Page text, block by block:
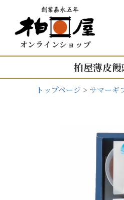
オンラインショップ
柏屋薄皮饅
こ
5個入り
トップページ サマーギ